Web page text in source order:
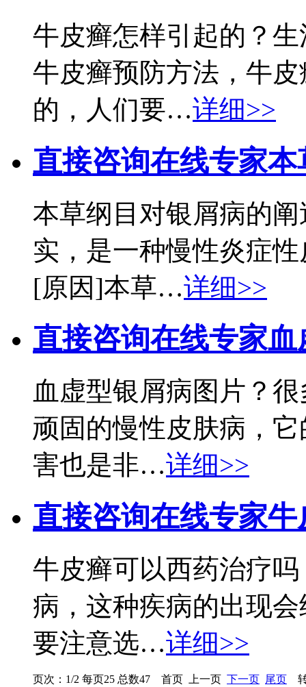
牛皮癣怎样引起的？
牛皮癣预防方法，牛
的，人们要…详细>>
直接咨询在线专家本
本草纲目对银屑病的
实，是一种慢性炎症
[原因]本草…详细>>
直接咨询在线专家血
血虚型银屑病图片？
顽固的慢性皮肤病，
害也是非…详细>>
直接咨询在线专家牛
牛皮癣可以西药治疗
病，这种疾病的出现
要注意选…详细>>
页次：1/2 每页25 总数47 首页 上一页 下一页 尾页